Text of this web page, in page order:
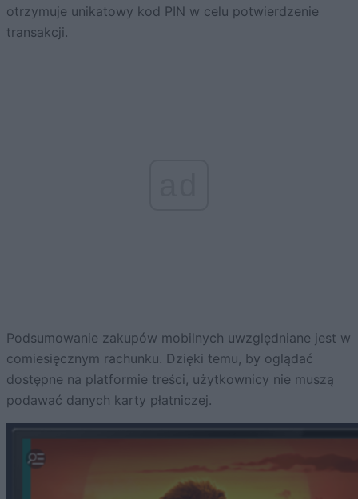
otrzymuje unikatowy kod PIN w celu potwierdzenie
transakcji.
Podsumowanie zakupów mobilnych uwzględniane jest w
comiesięcznym rachunku. Dzięki temu, by oglądać
dostępne na platformie treści, użytkownicy nie muszą
podawać danych karty płatniczej.